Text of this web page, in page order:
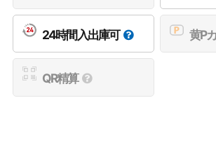
24時間入出庫可 黄P
QR精算